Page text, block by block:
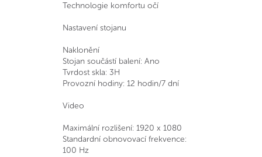
Technologie komfortu očí
Nastavení stojanu
Naklonění
Stojan součástí balení: Ano
Tvrdost skla: 3H
Provozní hodiny: 12 hodin/7 dní
Video
Maximální rozlišení: 1920 x 1080
Standardní obnovovací frekvence:
100 Hz